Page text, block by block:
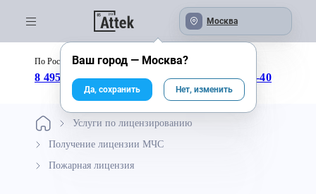
Москва
По России бесплатно:
8 495 246-04-43 8 800 333-25-40
Услуги по лицензированию
Получение лицензии МЧС
Пожарная лицензия
Ваш город — Москва?
Да, сохранить Нет, изменить